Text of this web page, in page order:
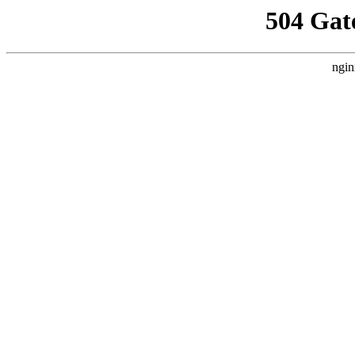
504